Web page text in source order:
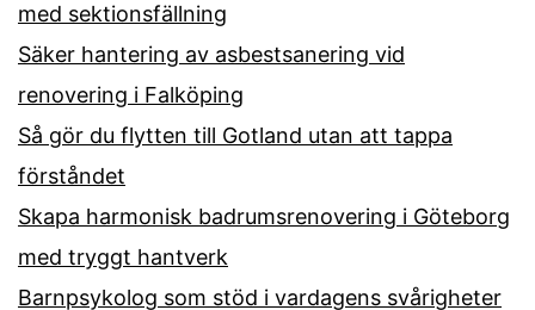
med sektionsfällning
Säker hantering av asbestsanering vid
renovering i Falköping
Så gör du flytten till Gotland utan att tappa
förståndet
Skapa harmonisk badrumsrenovering i Göteborg
med tryggt hantverk
Barnpsykolog som stöd i vardagens svårigheter